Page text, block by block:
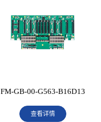
FM-GB-00-G563-B16D13
查看详情